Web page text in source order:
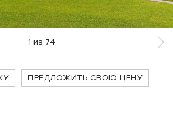
1 из 74
ПРЕДЛОЖИТЬ СВОЮ ЦЕНУ